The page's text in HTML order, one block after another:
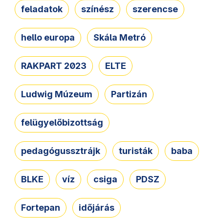
feladatok színész szerencse
hello europa Skála Metró
RAKPART 2023 ELTE
Ludwig Múzeum Partizán
felügyelőbizottság
pedagógussztrájk turisták baba
BLKE víz csiga PDSZ
Fortepan időjárás